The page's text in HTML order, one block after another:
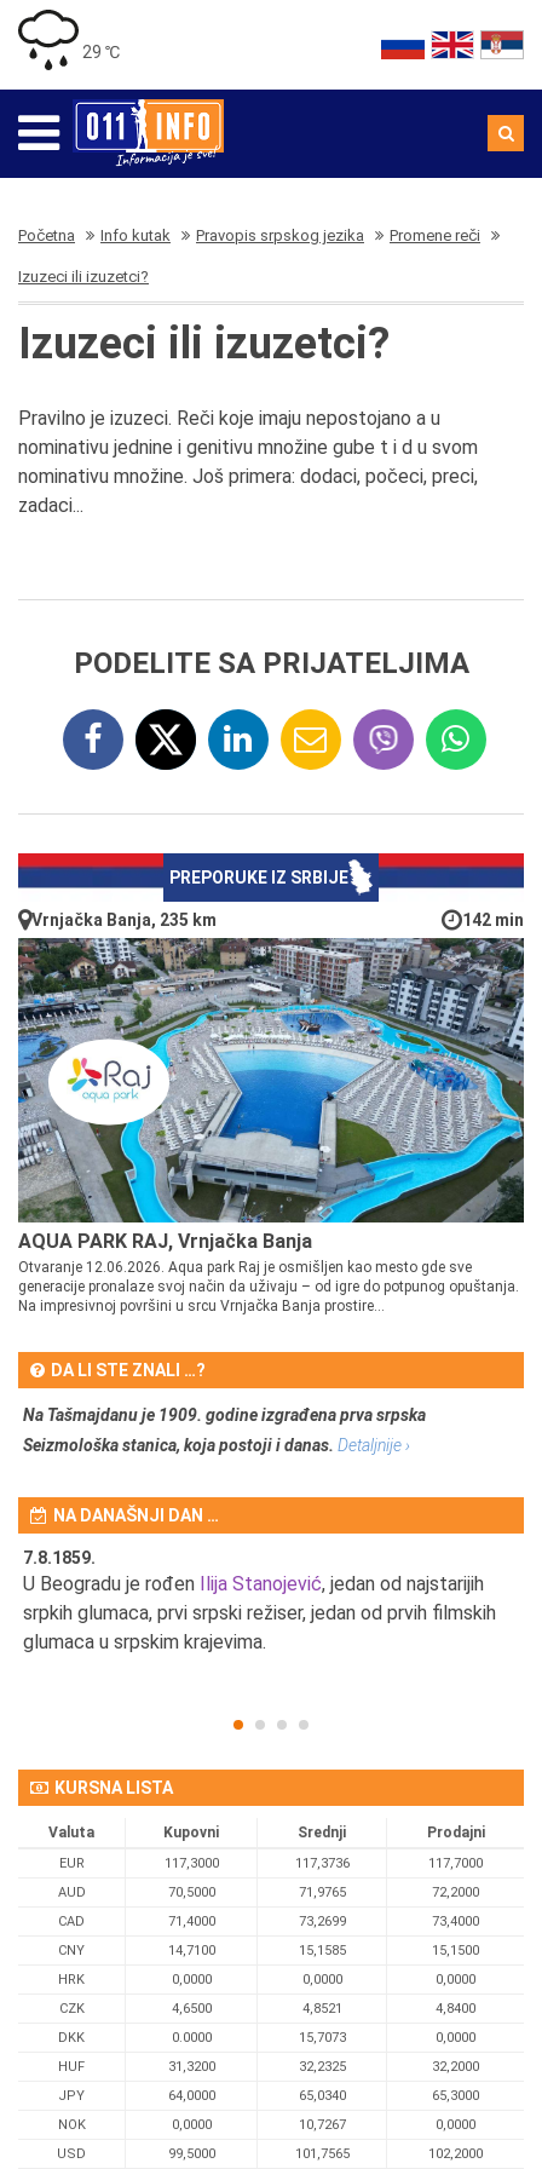
29 ℃
Početna Info kutak Pravopis srpskog jezika Promene reči
Izuzeci ili izuzetci?
Izuzeci ili izuzetci?
Pravilno je izuzeci. Reči koje imaju nepostojano a u
nominativu jednine i genitivu množine gube t i d u svom
nominativu množine. Još primera: dodaci, počeci, preci,
zadaci...
PODELITE SA PRIJATELJIMA
PREPORUKE IZ SRBIJE
Vrnjačka Banja, 235 km 142 min
AQUA PARK RAJ, Vrnjačka Banja
Otvaranje 12.06.2026. Aqua park Raj je osmišljen kao mesto gde sve
generacije pronalaze svoj način da uživaju – od igre do potpunog opuštanja.
Na impresivnoj površini u srcu Vrnjačka Banja prostire...
DA LI STE ZNALI …?
Na Tašmajdanu je 1909. godine izgrađena prva srpska
Seizmološka stanica, koja postoji i danas. Detaljnije ›
NA DANAŠNJI DAN …
7.8.1859.
U Beogradu je rođen Ilija Stanojević, jedan od najstarijih
srpkih glumaca, prvi srpski režiser, jedan od prvih filmskih
glumaca u srpskim krajevima.
KURSNA LISTA
Valuta Kupovni Srednji Prodajni
EUR 117,3000 117,3736
117,7000
AUD
70,5000 71,9765
72,2000
CAD
71,4000 73,2699
73,4000
CNY
14,7100 15,1585
15,1500
HRK
0,0000 0,0000
0,0000
CZK
4,6500 4,8521
4,8400
DKK
0.0000 15,7073
0,0000
HUF
31,3200 32,2325
32,2000
JPY
64,0000 65,0340
65,3000
NOK
0,0000 10,7267
0,0000
USD
99,5000 101,7565 102,2000